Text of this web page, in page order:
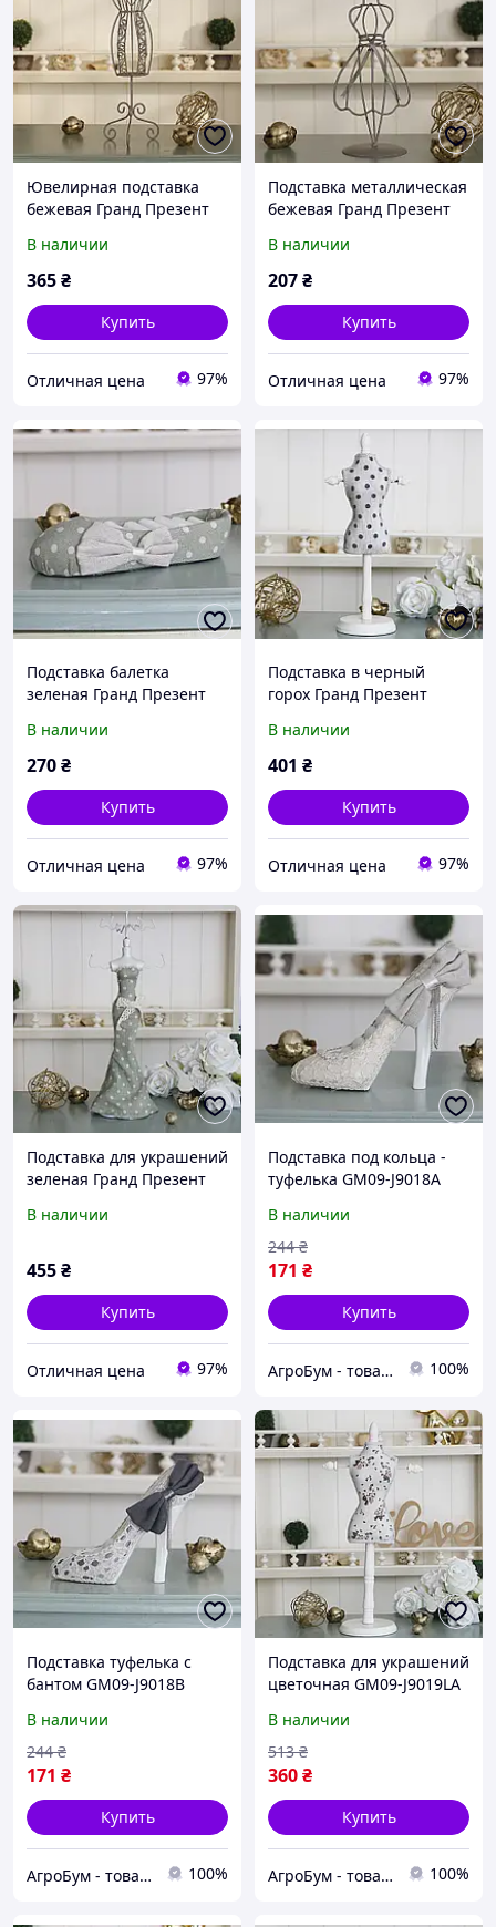
Ювелирная подставка
бежевая Гранд Презент
В наличии
365₴
Купить
Отличная цена 97%
Подставка металлическая
бежевая Гранд Презент
В наличии
207₴
Купить
Отличная цена 97%
Подставка балетка
зеленая Гранд Презент
В наличии
270₴
Купить
Отличная цена 97%
Подставка в черный
горох Гранд Презент
В наличии
401 ₴
Купить
Отличная цена 97%
Подставка для украшений
зеленая Гранд Презент
В наличии
455₴
Купить
Отличная цена 97%
Подставка под кольца -
туфелька GM09-J9018A
J9018A
В наличии
171 ₴
244 ₴
Купить
АгроБум - товары для дома, сада и огорода 100%
Подставка туфелька с
бантом GM09-J9018B
J9018B
В наличии
171 ₴
244 ₴
Купить
АгроБум - товары для дома, сада и огорода 100%
Подставка для украшений
цветочная GM09-J9019LA
J9019LA
В наличии
360₴
513 ₴
Купить
АгроБум - товары для дома, сада и огорода 100%